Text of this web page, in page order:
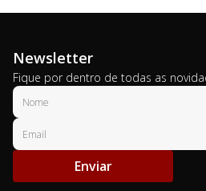
Newsletter
Fique por dentro de todas as
Enviar